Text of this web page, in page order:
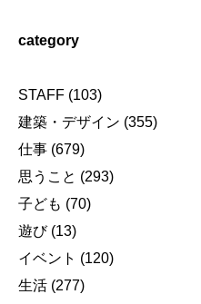
category
STAFF (103)
建築・デザイン (355)
仕事 (679)
思うこと (293)
子ども (70)
遊び(13)
イベント (120)
生活 (277)